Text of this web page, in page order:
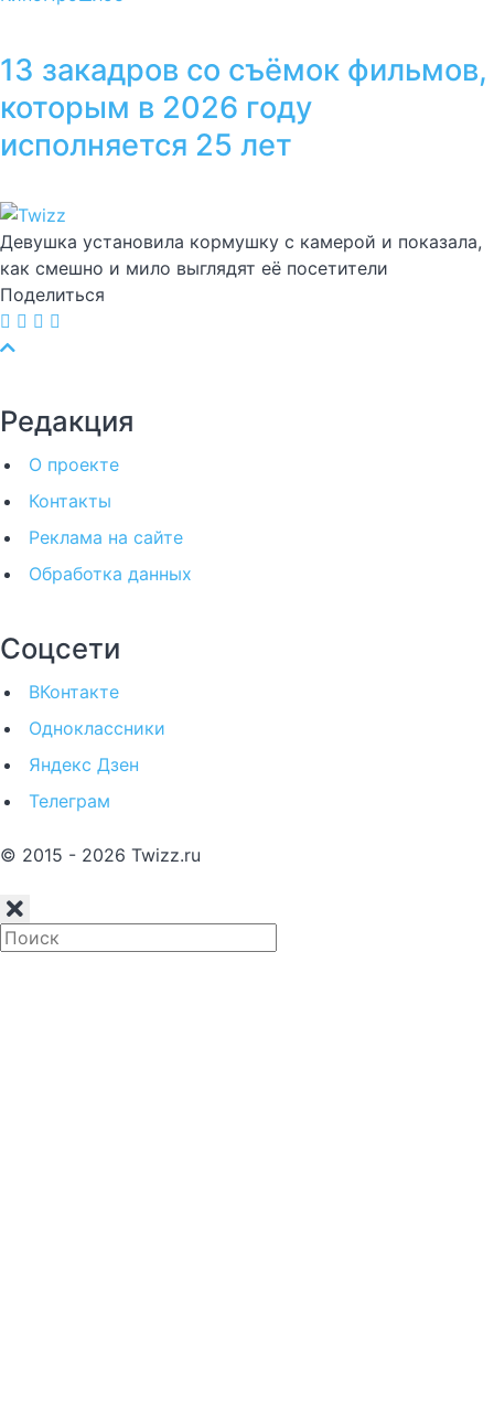
13 закадров со съёмок фильмов,
которым в 2026 году
исполняется 25 лет
Девушка установила кормушку с камерой и показала,
как смешно и мило выглядят её посетители
Поделиться
Редакция
О проекте
Контакты
Реклама на сайте
Обработка данных
Соцсети
ВКонтакте
Одноклассники
Яндекс Дзен
Телеграм
© 2015 - 2026 Twizz.ru